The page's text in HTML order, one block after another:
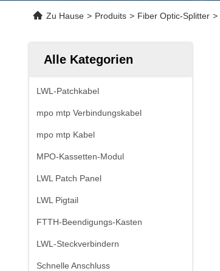
Zu Hause > Produits > Fiber Optic-Splitter >
Alle Kategorien
LWL-Patchkabel
mpo mtp Verbindungskabel
mpo mtp Kabel
MPO-Kassetten-Modul
LWL Patch Panel
LWL Pigtail
FTTH-Beendigungs-Kasten
LWL-Steckverbindern
Schnelle Anschluss